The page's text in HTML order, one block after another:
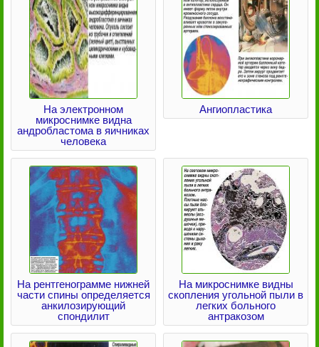
На электронном
микроснимке видна
андробластома в яичниках
человека
Ангиопластика
На рентгенограмме нижней
части спины определяется
анкилозирующий
спондилит
На микроснимке видны
скопления угольной пыли в
легких больного
антракозом